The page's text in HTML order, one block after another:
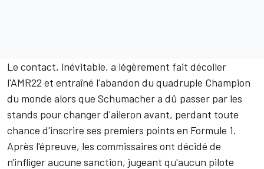
Le contact, inévitable, a légèrement fait décoller
l'AMR22 et entraîné l'abandon du quadruple Champion
du monde alors que Schumacher a dû passer par les
stands pour changer d'aileron avant, perdant toute
chance d'inscrire ses premiers points en Formule 1.
Après l'épreuve, les commissaires ont décidé de
n'infliger aucune sanction, jugeant qu'aucun pilote